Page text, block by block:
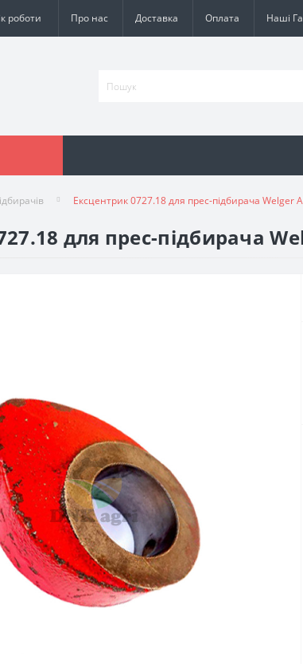
роботи Про нас Доставка Оплата Наші
Ексцентрик 0727.18 для прес-підбирача Welger
для прес-підбирача